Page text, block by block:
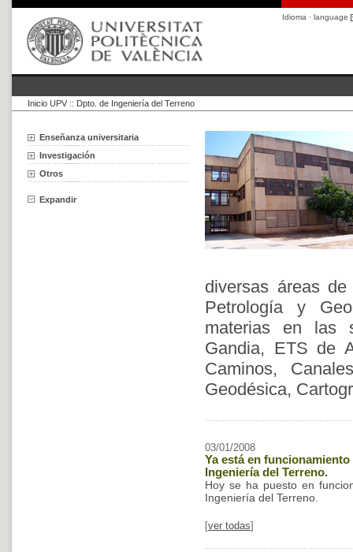
Idioma · language
Inicio UPV :: Dpto. de Ingeniería del Terreno
Enseñanza universitaria
Investigación
Otros
Expandir
diversas áreas
Petrología y
materias en las
Gandia, ETS de
Caminos,
Geodésica,
03/01/2008
Ya está en
Ingeniería del Terreno.
Hoy se ha puesto en
Ingeniería del Terreno.
[ver todas]